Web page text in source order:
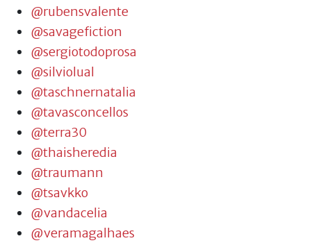
@rubensvalente
@savagefiction
@sergiotodoprosa
@silviolual
@taschnernatalia
@tavasconcellos
@terra30
@thaisheredia
@traumann
@tsavkko
@vandacelia
@veramagalhaes